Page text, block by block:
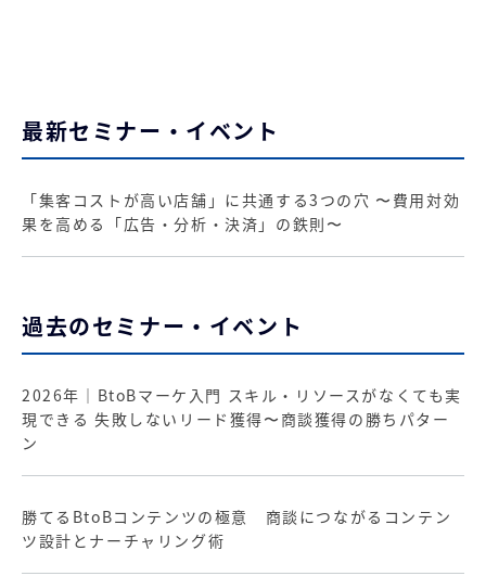
最新セミナー・イベント
「集客コストが高い店舗」に共通する3つの穴 〜費用対効
果を高める「広告・分析・決済」の鉄則〜
過去のセミナー・イベント
2026年｜BtoBマーケ入門 スキル・リソースがなくても実
現できる 失敗しないリード獲得〜商談獲得の勝ちパター
ン
勝てるBtoBコンテンツの極意 商談につながるコンテン
ツ設計とナーチャリング術